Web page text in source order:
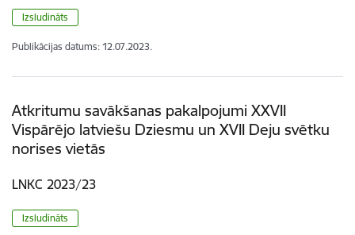
Izsludināts
Publikācijas datums: 12.07.2023.
Atkritumu savākšanas pakalpojumi XXVII
Vispārējo latviešu Dziesmu un XVII Deju svētku
norises vietās
LNKC 2023/23
Izsludināts